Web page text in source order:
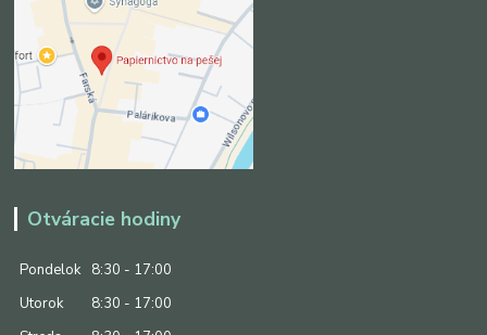
Otváracie hodiny
Pondelok
8:30 - 17:00
Utorok
8:30 - 17:00